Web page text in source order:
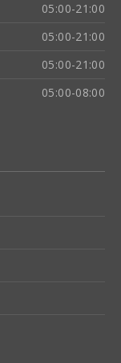
05:00-21:00
05:00-21:00
05:00-21:00
05:00-08:00